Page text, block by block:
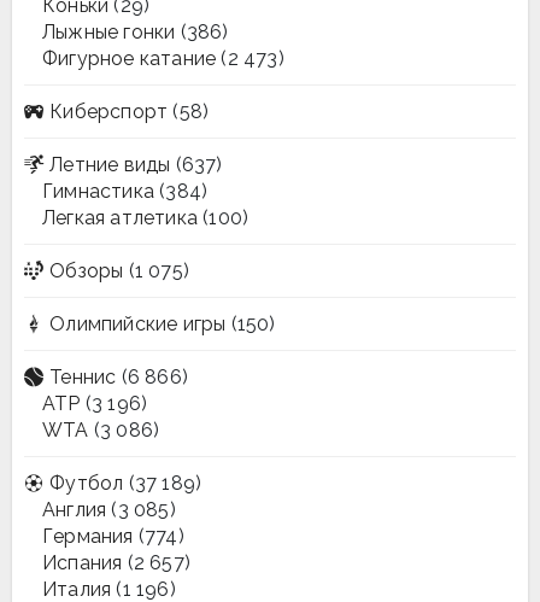
Коньки (29)
Лыжные гонки (386)
Фигурное катание (2 473)
Киберспорт (58)
Летние виды (637)
Гимнастика (384)
Легкая атлетика (100)
Обзоры (1 075)
Олимпийские игры (150)
Теннис (6 866)
ATP (3 196)
WTA (3 086)
Футбол (37 189)
Англия (3 085)
Германия (774)
Испания (2 657)
Италия (1 196)